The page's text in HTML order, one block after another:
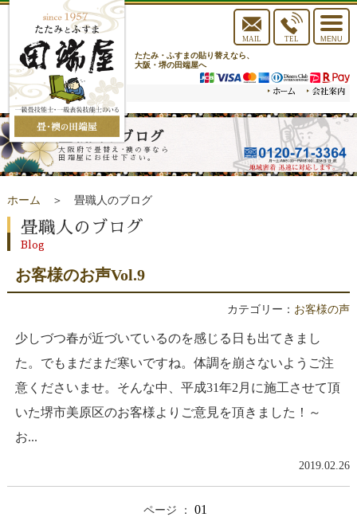
MAIL TEL
toggle
MENU
たたみ・ふすまの貼り替えなら、
大阪・堺の田端屋へ
畳職人のブログ
大阪府で畳替え･襖の事なら
田端屋にお任せ下さい。
ホーム ＞ 畳職人のブログ
畳職人のブログ
Blog
お客様のお声Vol.9
カテゴリー： お客様の声
少しづつ春が近づいているのを感じる日も出てきまし
た。でもまだまだ寒いですね。体調を崩さないようご注
意くださいませ。そんな中、平成31年2月に施工させて頂
いた堺市美原区のお客様よりご意見を頂きました！～
お...
2019.02.26
ページ ： 01